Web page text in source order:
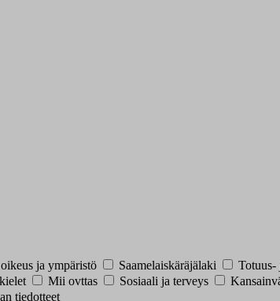
ja ympäristö Saamelaiskäräjälaki Totuus-
Mii ovttas Sosiaali ja terveys
tiedotteet